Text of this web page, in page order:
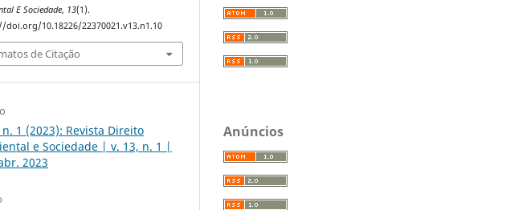
E Sociedade, 13(1).
doi.org/10.18226/22370021.v13.n1.10
de Citação
n. 1 (2023): Revista Direito
e Sociedade | v. 13, n. 1 |
2023
Anúncios